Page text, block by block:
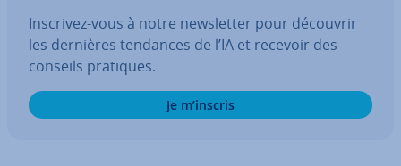
Inscrivez-vous à notre news­let­ter pour découvrir
les dernières tendances de l’IA et recevoir des
conseils pratiques.
Je m’inscris